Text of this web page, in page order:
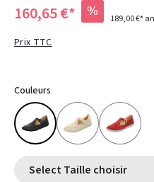
160,65 €* % 189,00 €*
Prix TTC
Couleurs
Select Taille choisir